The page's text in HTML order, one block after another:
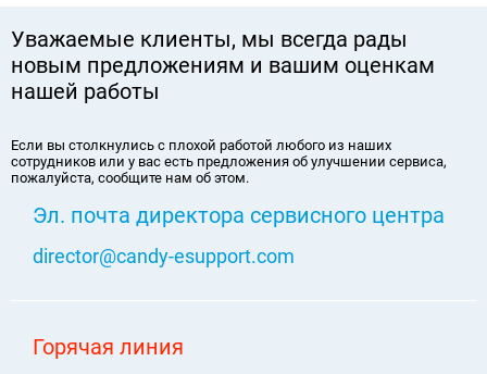
Уважаемые клиенты, мы всегда рады
новым предложениям и вашим оценкам
нашей работы
Если вы столкнулись с плохой работой любого из наших
сотрудников или у вас есть предложения об улучшении сервиса,
пожалуйста, сообщите нам об этом.
Эл. почта директора сервисного центра
director@candy-esupport.com
Горячая линия